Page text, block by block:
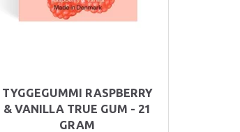
TYGGEGUMMI RASPBERRY
& VANILLA TRUE GUM - 21
GRAM